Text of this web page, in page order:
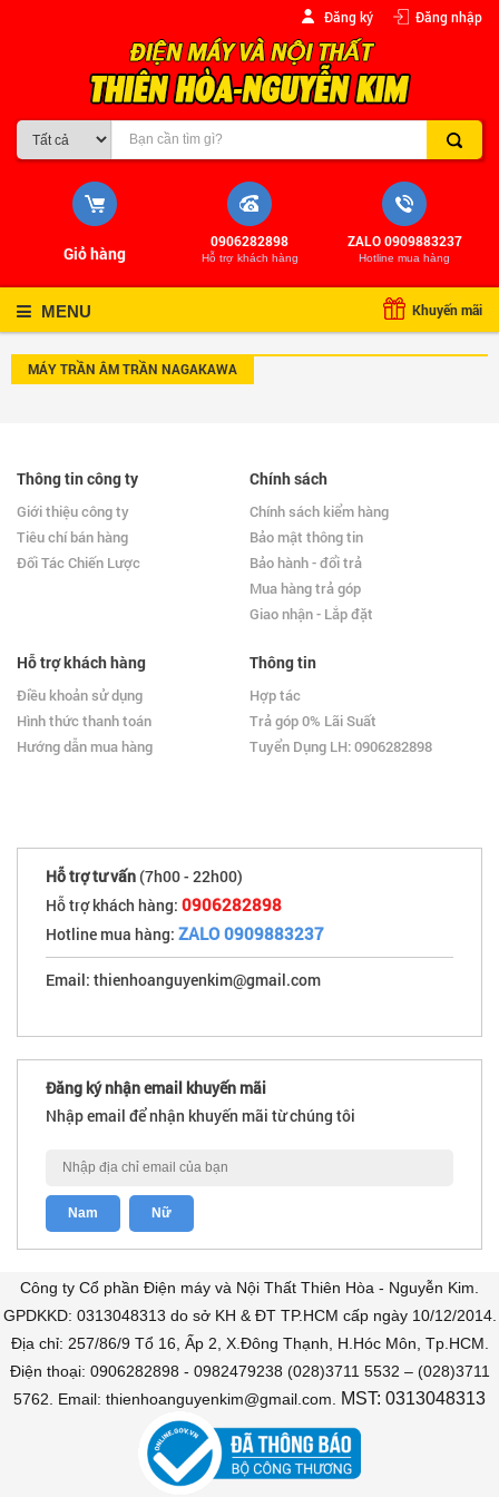
Đăng ký Đăng nhập
ZALO 0909883237
Hotline mua hàng
0906282898
Hỗ trợ khách hàng
Giỏ hàng
Khuyến mãi
MENU
MÁY TRẦN ÂM TRẦN NAGAKAWA
Thông tin công ty
Giới thiệu công ty
Tiêu chí bán hàng
Đối Tác Chiến Lược
Chính sách
Chính sách kiểm hàng
Bảo mật thông tin
Bảo hành - đổi trả
Mua hàng trả góp
Giao nhận - Lắp đặt
Hỗ trợ khách hàng
Điều khoản sử dụng
Hình thức thanh toán
Hướng dẫn mua hàng
Thông tin
Hợp tác
Trả góp 0% Lãi Suất
Tuyển Dụng LH: 0906282898
Hỗ trợ tư vấn (7h00 - 22h00)
Hỗ trợ khách hàng: 0906282898
Hotline mua hàng: ZALO 0909883237
Email: thienhoanguyenkim@gmail.com
Đăng ký nhận email khuyến mãi
Nhập email để nhận khuyến mãi từ chúng tôi
Công ty Cổ phần Điện máy và Nội Thất Thiên Hòa - Nguyễn Kim.
GPDKKD: 0313048313 do sở KH & ĐT TP.HCM cấp ngày 10/12/2014.
Địa chỉ: 257/86/9 Tổ 16, Ấp 2, X.Đông Thạnh, H.Hóc Môn, Tp.HCM.
Điện thoại: 0906282898 - 0982479238 (028)3711 5532 – (028)3711
5762. Email: thienhoanguyenkim@gmail.com.
MST: 0313048313